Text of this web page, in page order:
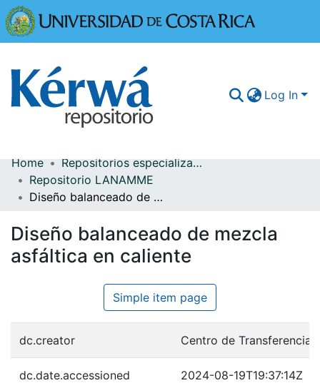
Log In
Communities & Collections
More Information
Browse Kérwá
Statistics
Home
Repositorios especializados
Repositorio LANAMME
Diseño balanceado de mezcla asfáltica en caliente
Diseño balanceado de mezcla
asfáltica en caliente
Simple item page
dc.creator Centro de Transferencia
dc.date.accessioned 2024-08-19T19:37:14Z